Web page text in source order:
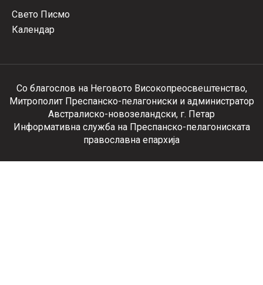
Свето Писмо
Календар
Со благослов на Неговото Високопреосвештенство,
Митрополит Преспанско-пелагониски и администратор
Австралиско-новозеландски, г. Петар
Информативна служба на Преспанско-пелагониската
православна епархија